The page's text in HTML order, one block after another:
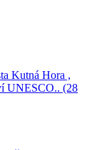
Kutná Hora ,
UNESCO.. (28